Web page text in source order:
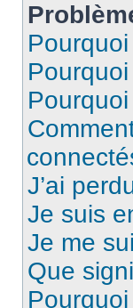
J’ai
Je suis
Je me
Que